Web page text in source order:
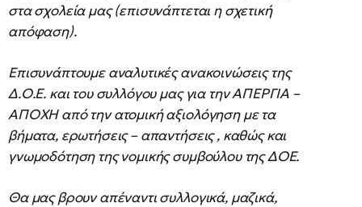
στα σχολεία μας (επισυνάπτεται η σχετική
απόφαση).
Επισυνάπτουμε αναλυτικές ανακοινώσεις της
Δ.Ο.Ε. και του συλλόγου μας για την ΑΠΕΡΓΙΑ –
ΑΠΟΧΗ από την ατομική αξιολόγηση με τα
βήματα, ερωτήσεις – απαντήσεις , καθώς και
γνωμοδότηση της νομικής συμβούλου της ΔΟΕ.
Θα μας βρουν απέναντι συλλογικά, μαζικά,